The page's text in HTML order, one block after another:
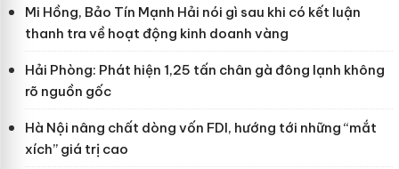
Mi Hồng, Bảo Tín Mạnh Hải nói gì sau khi có kết luận
thanh tra về hoạt động kinh doanh vàng
Hải Phòng: Phát hiện 1,25 tấn chân gà đông lạnh không
rõ nguồn gốc
Hà Nội nâng chất dòng vốn FDI, hướng tới những “mắt
xích” giá trị cao